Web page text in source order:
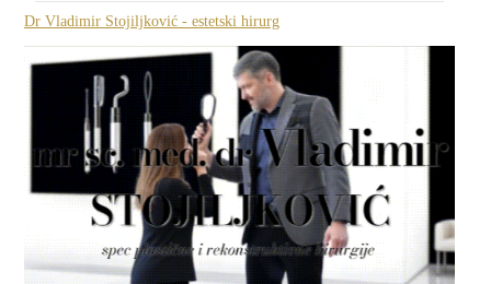
Dr Vladimir Stojiljković - estetski hirurg